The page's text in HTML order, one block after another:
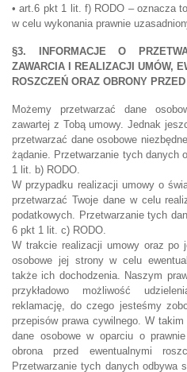
• art.6 pkt 1 lit. f) RODO – oznacza
w celu wykonania prawnie
§3. INFORMACJE O
ZAWARCIA I REALIZACJI UMÓW,
ROSZCZEŃ ORAZ OBRONY PRZED
Możemy przetwarzać dane
zawartej z Tobą umowy. Jednak
przetwarzać dane osobowe
żądanie. Przetwarzanie tych danych
1 lit. b) RODO.
W przypadku realizacji umowy o
przetwarzać Twoje dane w celu
podatkowych. Przetwarzanie tych
6 pkt 1 lit. c) RODO.
W trakcie realizacji umowy oraz po
osobowe jej strony w celu
także ich dochodzenia. Naszym
przykładowo możliwość
reklamację, do czego jesteśmy
przepisów prawa cywilnego. W
dane osobowe w oparciu o
obrona przed ewentualnymi
Przetwarzanie tych danych